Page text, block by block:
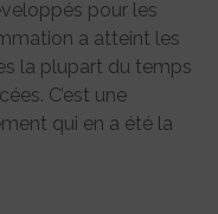
pour les
a atteint les
la plupart du temps
C’est une
qui en a été la